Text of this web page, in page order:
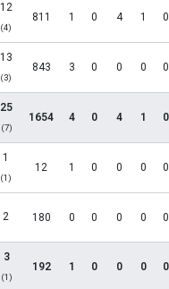
12
(4)
811 1 0 4 1 0
13
(3)
843 3 0 0 0 0
25
(7)
1654 4 0 4 1 0
1
(1)
12 1 0 0 0 0
2 180 0 0 0 0 0
3
(1)
192 1 0 0 0 0